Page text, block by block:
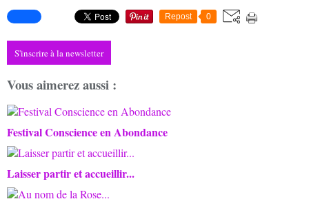
Repost 0
S'inscrire à la newsletter
Vous aimerez aussi :
Festival Conscience en Abondance
Laisser partir et accueillir...